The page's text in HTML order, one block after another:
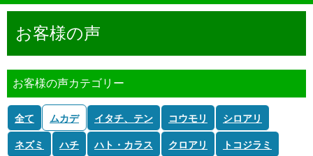
お客様の声
お客様の声カテゴリー
全て ムカデ イタチ、テン コウモリ シロアリ
ネズミ ハチ ハト・カラス クロアリ トコジラミ